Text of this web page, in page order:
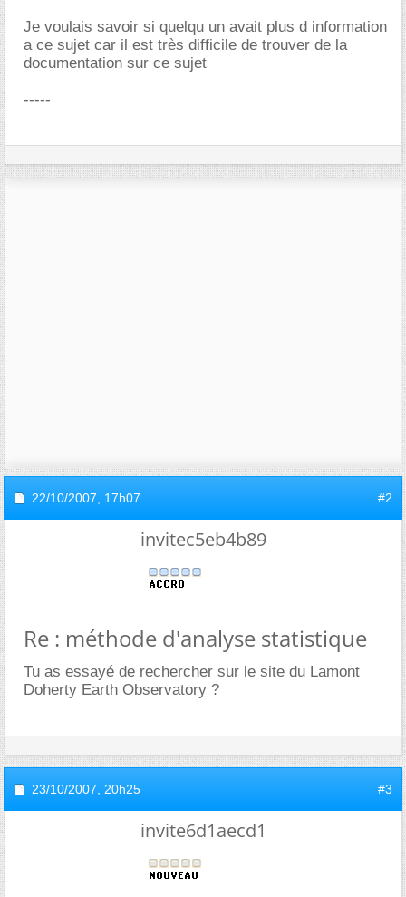
Je voulais savoir si quelqu un avait plus d information
a ce sujet car il est très difficile de trouver de la
documentation sur ce sujet
-----
22/10/2007, 17h07 #2
invitec5eb4b89
Re : méthode d'analyse statistique
Tu as essayé de rechercher sur le site du Lamont
Doherty Earth Observatory ?
23/10/2007, 20h25 #3
invite6d1aecd1